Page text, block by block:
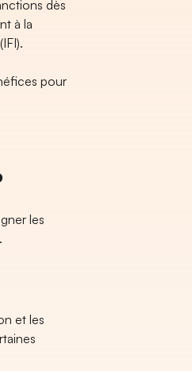
dès
à la
pour
les
et les